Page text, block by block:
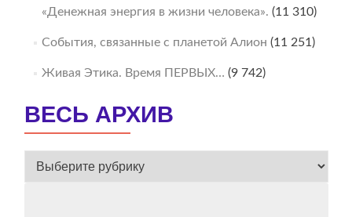
«Денежная энергия в жизни человека». (11 310)
События, связанные с планетой Алион (11 251)
Живая Этика. Время ПЕРВЫХ… (9 742)
ВЕСЬ АРХИВ
ВЕСЬ